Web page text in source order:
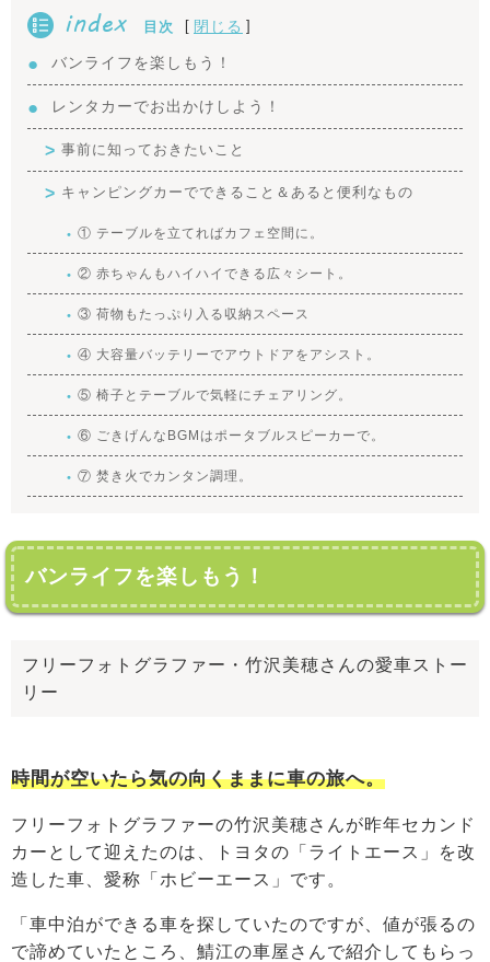
index 目次 [ 閉じる ]
バンライフを楽しもう！
レンタカーでお出かけしよう！
事前に知っておきたいこと
キャンピングカーでできること＆あると便利なもの
① テーブルを立てればカフェ空間に。
② 赤ちゃんもハイハイできる広々シート。
③ 荷物もたっぷり入る収納スペース
④ 大容量バッテリーでアウトドアをアシスト。
⑤ 椅子とテーブルで気軽にチェアリング。
⑥ ごきげんなBGMはポータブルスピーカーで。
⑦ 焚き火でカンタン調理。
バンライフを楽しもう！
フリーフォトグラファー・竹沢美穂さんの愛車ストー
リー
時間が空いたら気の向くままに車の旅へ。
フリーフォトグラファーの竹沢美穂さんが昨年セカンド
カーとして迎えたのは、トヨタの「ライトエース」を改
造した車、愛称「ホビーエース」です。
「車中泊ができる車を探していたのですが、値が張るの
で諦めていたところ、鯖江の車屋さんで紹介してもらっ